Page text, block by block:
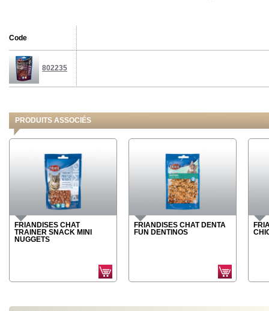
Code
802235
PRODUITS ASSOCIÉS
FRIANDISES CHAT
TRAINER SNACK MINI
NUGGETS
FRIANDISES CHAT DENTA
FUN DENTINOS